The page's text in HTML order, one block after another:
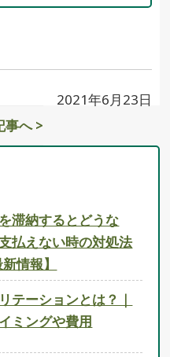
2021年6月23日
事へ >
滞納するとどうな
払えない時の対処法
情報】
テーションとは？｜
ミングや費用